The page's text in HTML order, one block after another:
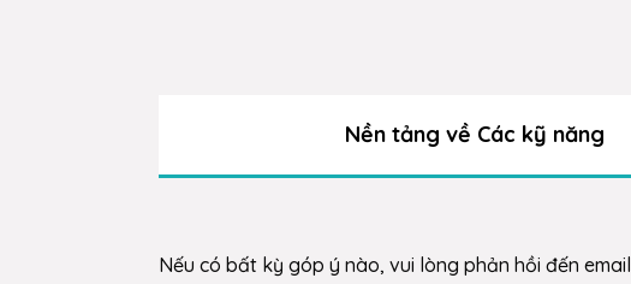
Nền tảng về Các kỹ năng
Nếu có bất kỳ góp ý nào, vui lòng phản hồi đến email